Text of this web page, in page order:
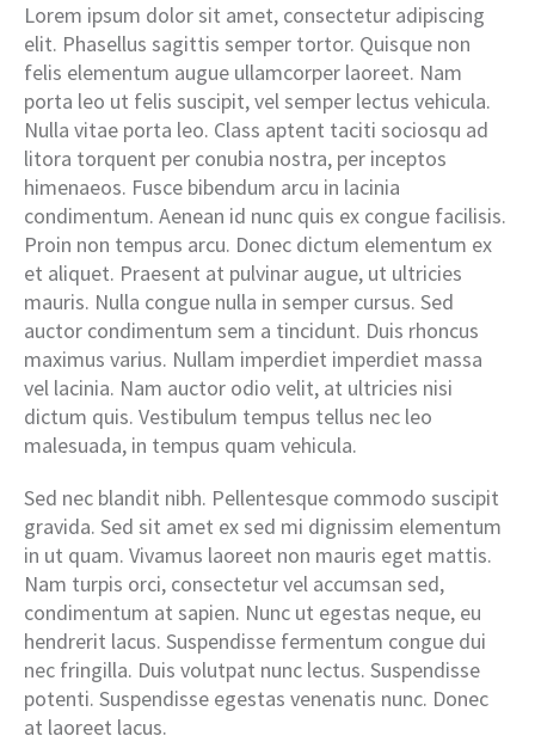
Lorem ipsum dolor sit amet, consectetur adipiscing
elit. Phasellus sagittis semper tortor. Quisque non
felis elementum augue ullamcorper laoreet. Nam
porta leo ut felis suscipit, vel semper lectus vehicula.
Nulla vitae porta leo. Class aptent taciti sociosqu ad
litora torquent per conubia nostra, per inceptos
himenaeos. Fusce bibendum arcu in lacinia
condimentum. Aenean id nunc quis ex congue facilisis.
Proin non tempus arcu. Donec dictum elementum ex
et aliquet. Praesent at pulvinar augue, ut ultricies
mauris. Nulla congue nulla in semper cursus. Sed
auctor condimentum sem a tincidunt. Duis rhoncus
maximus varius. Nullam imperdiet imperdiet massa
vel lacinia. Nam auctor odio velit, at ultricies nisi
dictum quis. Vestibulum tempus tellus nec leo
malesuada, in tempus quam vehicula.
Sed nec blandit nibh. Pellentesque commodo suscipit
gravida. Sed sit amet ex sed mi dignissim elementum
in ut quam. Vivamus laoreet non mauris eget mattis.
Nam turpis orci, consectetur vel accumsan sed,
condimentum at sapien. Nunc ut egestas neque, eu
hendrerit lacus. Suspendisse fermentum congue dui
nec fringilla. Duis volutpat nunc lectus. Suspendisse
potenti. Suspendisse egestas venenatis nunc. Donec
at laoreet lacus.